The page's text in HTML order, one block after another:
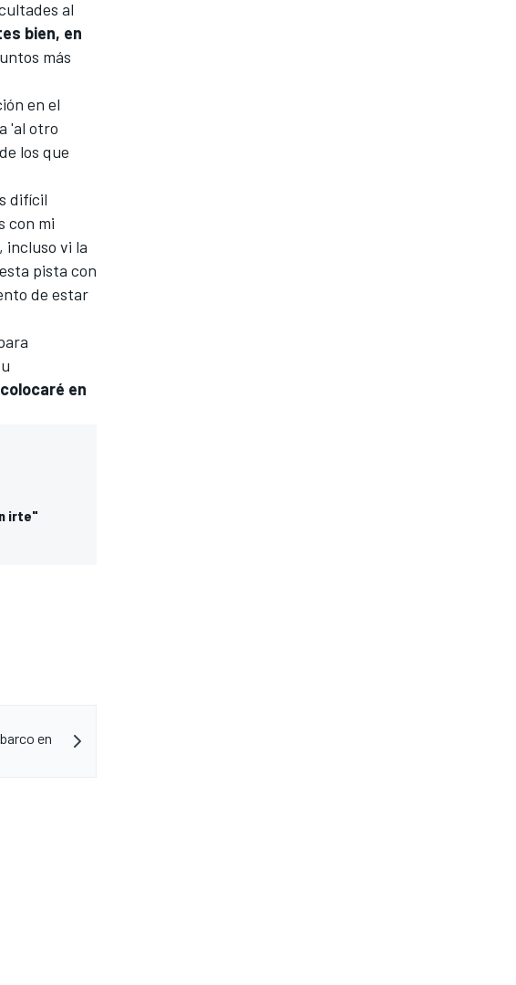
al
bien, en
más
en el
'al otro
los que
difícil
con mi
incluso vi la
pista con
de estar
en
irte"
en